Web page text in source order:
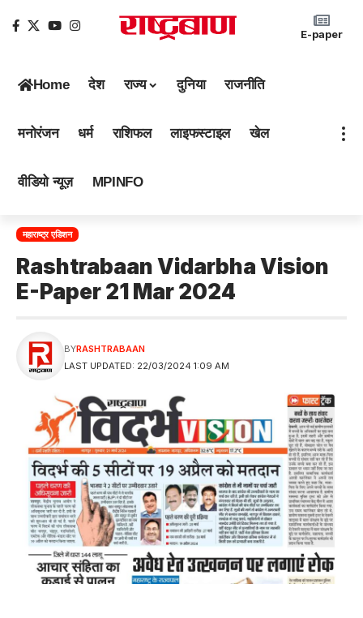
E-paper
Home देश राज्य दुनिया राजनीति
मनोरंजन धर्म राशिफल लाइफस्टाइल खेल
वीडियो न्यूज़ MPINFO
महाराष्ट्र एडिशन
Rashtrabaan Vidarbha Vision
E-Paper 21 Mar 2024
LAST UPDATED: 22/03/2024 1:09 AM
BYRASHTRABAAN